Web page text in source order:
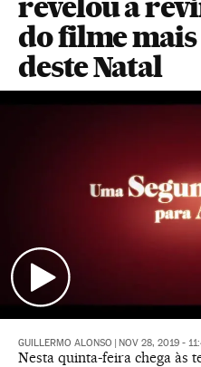
do filme
deste Natal
GUILLERMO ALONSO NOV 28, 2019 -
Nesta quinta-feira chega às